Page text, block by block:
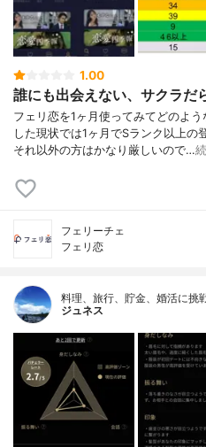
1.00
誰にも出会えない、サクラだ
フェリ恋を1ヶ月使ってみてどのよ
した現状では1ヶ月でSランク以上の
それ以外の方はかなり厳しいので…
フェリーチェ
フェリ恋
料理、旅行、貯金、婚活に挑
ジュネス